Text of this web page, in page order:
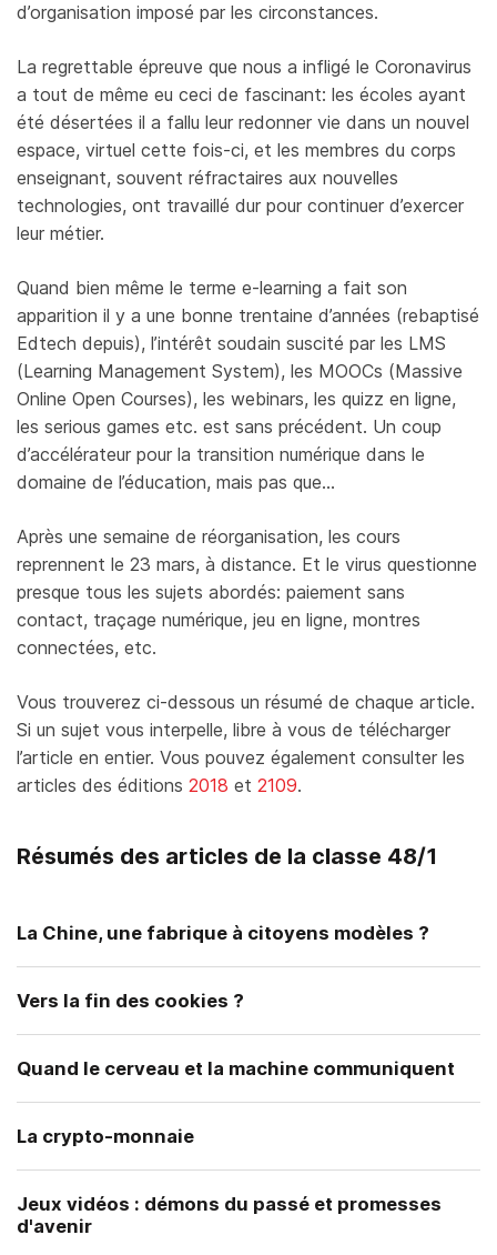
d’organisation imposé par les circonstances.
La regrettable épreuve que nous a infligé le Coronavirus
a tout de même eu ceci de fascinant: les écoles ayant
été désertées il a fallu leur redonner vie dans un nouvel
espace, virtuel cette fois-ci, et les membres du corps
enseignant, souvent réfractaires aux nouvelles
technologies, ont travaillé dur pour continuer d’exercer
leur métier.
Quand bien même le terme e-learning a fait son
apparition il y a une bonne trentaine d’années (rebaptisé
Edtech depuis), l’intérêt soudain suscité par les LMS
(Learning Management System), les MOOCs (Massive
Online Open Courses), les webinars, les quizz en ligne,
les serious games etc. est sans précédent. Un coup
d’accélérateur pour la transition numérique dans le
domaine de l’éducation, mais pas que…
Après une semaine de réorganisation, les cours
reprennent le 23 mars, à distance. Et le virus questionne
presque tous les sujets abordés: paiement sans
contact, traçage numérique, jeu en ligne, montres
connectées, etc.
Vous trouverez ci-dessous un résumé de chaque article.
Si un sujet vous interpelle, libre à vous de télécharger
l’article en entier. Vous pouvez également consulter les
articles des éditions 2018 et 2109.
Résumés des articles de la classe 48/1
La Chine, une fabrique à citoyens modèles ?
Vers la fin des cookies ?
Quand le cerveau et la machine communiquent
La crypto-monnaie
Jeux vidéos : démons du passé et promesses
d'avenir